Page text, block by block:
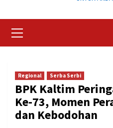
Menu
Regional Serba Serbi
BPK Kaltim
Ke-73, Momen
dan Kebodohan